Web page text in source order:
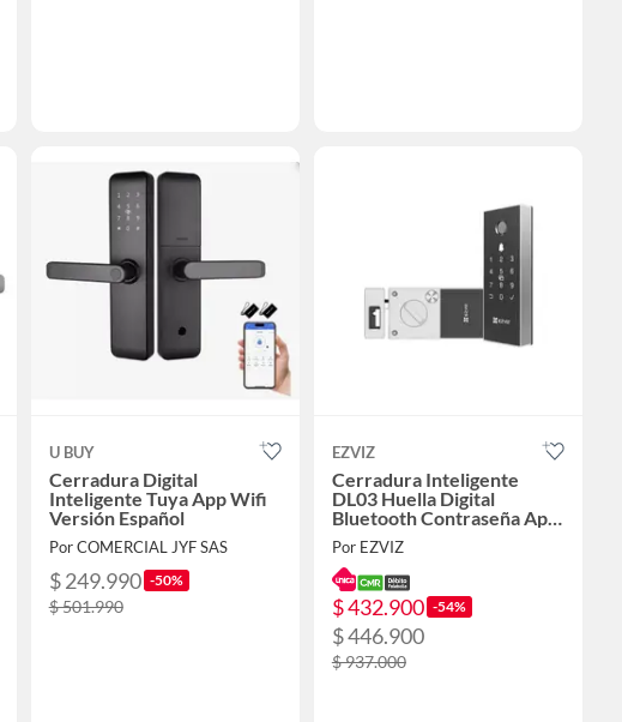
U BUY
Cerradura Digital
Inteligente Tuya App Wifi
Versión Español
Por COMERCIAL JYF SAS
$ 249.990 -50%
$ 501.990
EZVIZ
Cerradura Inteligente
DL03 Huella Digital
Bluetooth Contraseña App
y Llave Mecánica
Por EZVIZ
$ 432.900 -54%
$ 446.900
$ 937.000